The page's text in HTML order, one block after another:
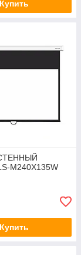
Купить
M240X135W
Купить